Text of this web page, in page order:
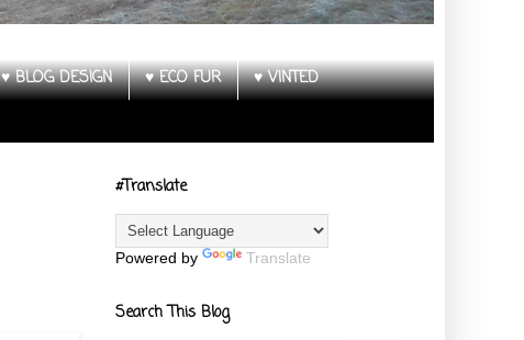
♥ BLOG DESIGN ♥ ECO FUR
♥ VINTED
#Translate
Powered by Translate
Search This Blog